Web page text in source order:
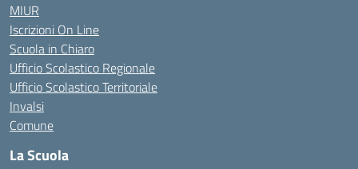
MIUR
Iscrizioni On Line
Scuola in Chiaro
Ufficio Scolastico Regionale
Ufficio Scolastico Territoriale
Invalsi
Comune
La Scuola